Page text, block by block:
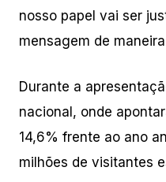
nosso papel vai ser
mensagem de
Durante a
nacional, onde
14,6% frente ao ano
milhões de visitantes